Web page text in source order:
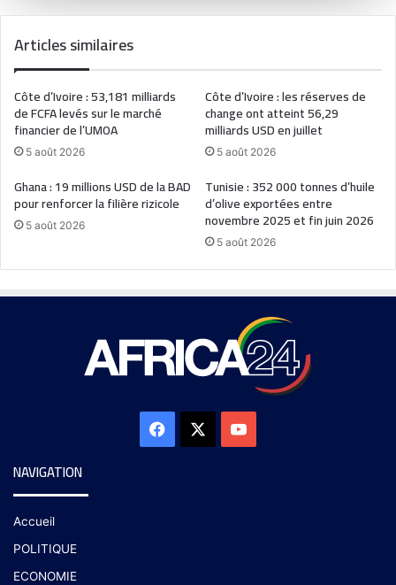
Articles similaires
Côte d’Ivoire : 53,181 milliards
de FCFA levés sur le marché
financier de l’UMOA
5 août 2026
Côte d’Ivoire : les réserves de
change ont atteint 56,29
milliards USD en juillet
5 août 2026
Ghana : 19 millions USD de la BAD
pour renforcer la filière rizicole
5 août 2026
Tunisie : 352 000 tonnes d’huile
d’olive exportées entre
novembre 2025 et fin juin 2026
5 août 2026
NAVIGATION
Accueil
POLITIQUE
ECONOMIE